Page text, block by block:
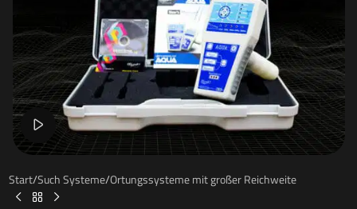
Watch video
Start/Such Systeme/Ortungssysteme mit großer Reichweite